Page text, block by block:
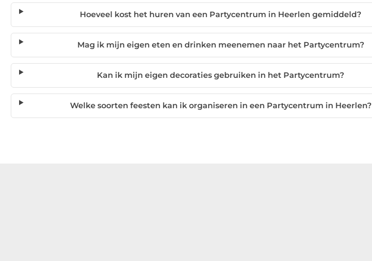
Hoeveel kost het huren van een Partycentrum in Heerlen gemiddeld?
Mag ik mijn eigen eten en drinken meenemen naar het Partycentrum?
Kan ik mijn eigen decoraties gebruiken in het Partycentrum?
Welke soorten feesten kan ik organiseren in een Partycentrum in Heerlen?